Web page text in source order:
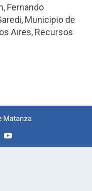
, Fernando
, Municipio de
Aires, Recursos
Matanza